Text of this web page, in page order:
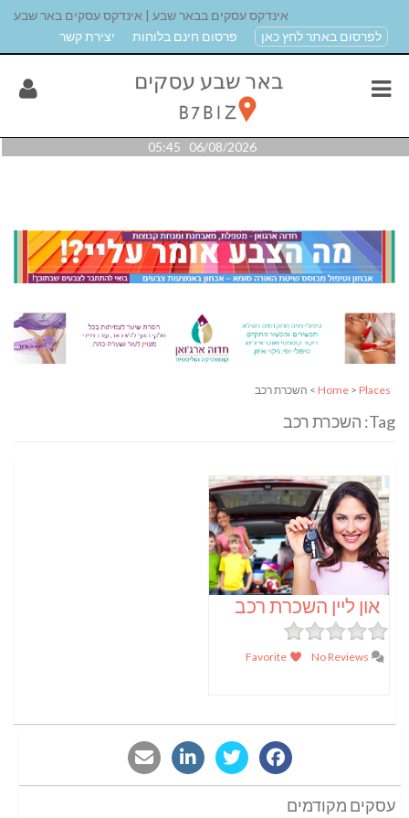
אינדקס עסקים בבאר שבע | אינדקס עסקים באר שבע
לפרסום באתר לחץ כאן
פרסום חינם בלוחות יצירת קשר
06/08/2026 05:45
Home > Places > השכרת רכב
Tag: השכרת רכב
און ליין השכרת רכב
עסקים מקודמים